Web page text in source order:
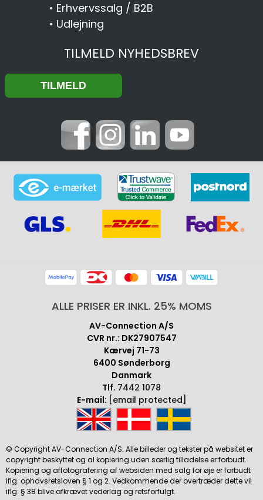
• Erhvervssalg / B2B
• Udlejning
TILMELD NYHEDSBREV
ALLE PRISER ER INKL. 25% MOMS
AV-Connection A/S
CVR nr.: DK27907547
Kærvej 71-73
6400 Sønderborg
Danmark
Tlf. 7442 1078
E-mail: [email protected]
© Copyright AV-Connection A/S. Alle billeder og tekster på websitet er
copyright beskyttet og al kopiering uden særlig tilladelse er forbudt.
Kopiering og affotografering af websiden med salg for øje er forbudt
iflg. ophavsretsloven § 1 og 2. Vedkommende der overtræder dette vil
iflg. § 38 blive afkrævet vederlag og retsforfulgt.